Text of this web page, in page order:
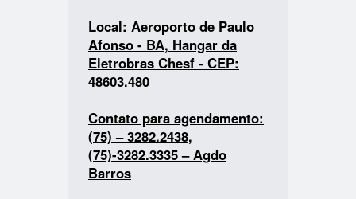
Local: Aeroporto de Paulo
Afonso - BA, Hangar da
Eletrobras Chesf - CEP:
48603.480
Contato para agendamento:
(75) – 3282.2438,
(75)-3282.3335 – Agdo
Barros